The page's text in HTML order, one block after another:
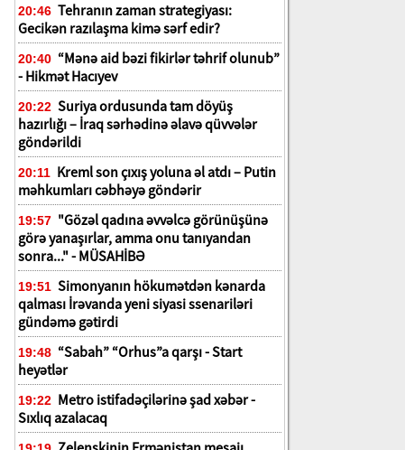
20:46 Tehranın zaman strategiyası:
Gecikən razılaşma kimə sərf edir?
20:40 “Mənə aid bəzi fikirlər təhrif olunub”
- Hikmət Hacıyev
20:22 Suriya ordusunda tam döyüş
hazırlığı – İraq sərhədinə əlavə qüvvələr
göndərildi
20:11 Kreml son çıxış yoluna əl atdı – Putin
məhkumları cəbhəyə göndərir
19:57 "Gözəl qadına əvvəlcə görünüşünə
görə yanaşırlar, amma onu tanıyandan
sonra..." - MÜSAHİBƏ
19:51 Simonyanın hökumətdən kənarda
qalması İrəvanda yeni siyasi ssenariləri
gündəmə gətirdi
19:48 “Sabah” “Orhus”a qarşı - Start
heyətlər
19:22 Metro istifadəçilərinə şad xəbər -
Sıxlıq azalacaq